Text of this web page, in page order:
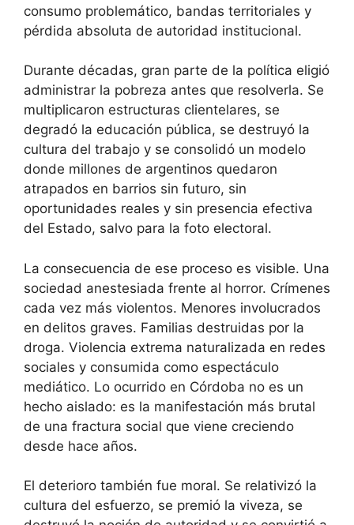
consumo problemático, bandas territoriales y
pérdida absoluta de autoridad institucional.
Durante décadas, gran parte de la política eligió
administrar la pobreza antes que resolverla. Se
multiplicaron estructuras clientelares, se
degradó la educación pública, se destruyó la
cultura del trabajo y se consolidó un modelo
donde millones de argentinos quedaron
atrapados en barrios sin futuro, sin
oportunidades reales y sin presencia efectiva
del Estado, salvo para la foto electoral.
La consecuencia de ese proceso es visible. Una
sociedad anestesiada frente al horror. Crímenes
cada vez más violentos. Menores involucrados
en delitos graves. Familias destruidas por la
droga. Violencia extrema naturalizada en redes
sociales y consumida como espectáculo
mediático. Lo ocurrido en Córdoba no es un
hecho aislado: es la manifestación más brutal
de una fractura social que viene creciendo
desde hace años.
El deterioro también fue moral. Se relativizó la
cultura del esfuerzo, se premió la viveza, se